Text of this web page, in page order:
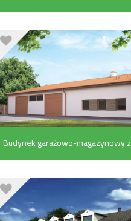
biurowym (664.5 m²)
Budynek garażowo-magazynowy z
pom. pomocniczymi (200.7 m²)